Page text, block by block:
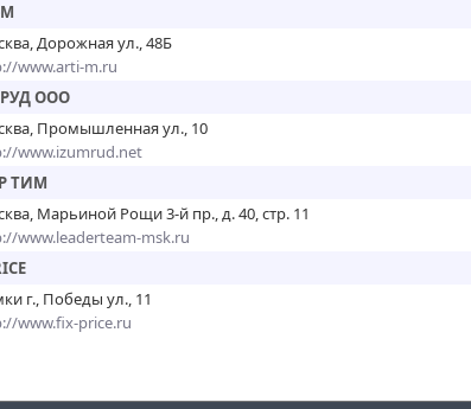
Дорожная ул., 48Б
www.arti-m.ru
ООО
Промышленная ул., 10
www.izumrud.net
ТИМ
Марьиной Рощи 3-й пр., д. 40, стр. 11
www.leaderteam-msk.ru
г., Победы ул., 11
www.fix-price.ru